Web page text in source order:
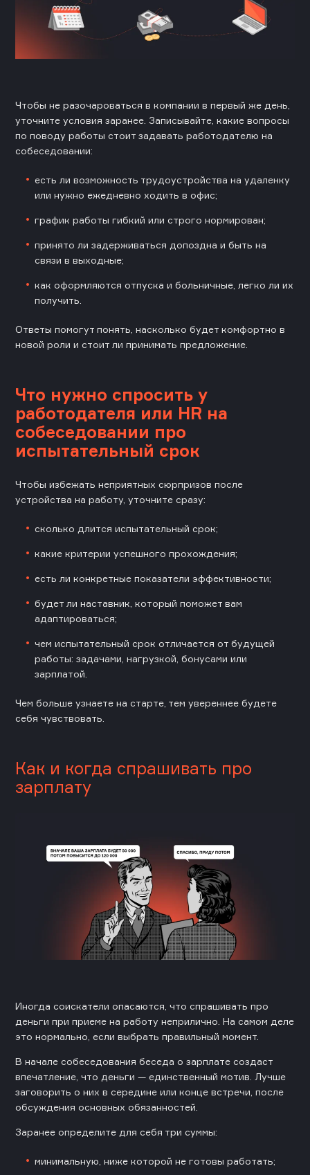
Чтобы не разочароваться в компании в первый же день,
уточните условия заранее. Записывайте, какие вопросы
по поводу работы стоит задавать работодателю на
собеседовании:
есть ли возможность трудоустройства на удаленку
или нужно ежедневно ходить в офис;
график работы гибкий или строго нормирован;
принято ли задерживаться допоздна и быть на
связи в выходные;
как оформляются отпуска и больничные, легко ли их
получить.
Ответы помогут понять, насколько будет комфортно в
новой роли и стоит ли принимать предложение.
Что нужно спросить у
работодателя или HR на
собеседовании про
испытательный срок
Чтобы избежать неприятных сюрпризов после
устройства на работу, уточните сразу:
сколько длится испытательный срок;
какие критерии успешного прохождения;
есть ли конкретные показатели эффективности;
будет ли наставник, который поможет вам
адаптироваться;
чем испытательный срок отличается от будущей
работы: задачами, нагрузкой, бонусами или
зарплатой.
Чем больше узнаете на старте, тем увереннее будете
себя чувствовать.
Как и когда спрашивать про
зарплату
Иногда соискатели опасаются, что спрашивать про
деньги при приеме на работу неприлично. На самом деле
это нормально, если выбрать правильный момент.
В начале собеседования беседа о зарплате создаст
впечатление, что деньги — единственный мотив. Лучше
заговорить о них в середине или конце встречи, после
обсуждения основных обязанностей.
Заранее определите для себя три суммы:
минимальную, ниже которой не готовы работать;